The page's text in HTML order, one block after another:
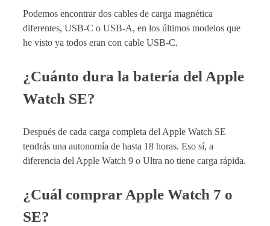
Podemos encontrar dos cables de carga magnética
diferentes, USB-C o USB-A, en los últimos modelos que
he visto ya todos eran con cable USB-C.
¿Cuánto dura la batería del Apple
Watch SE?
Después de cada carga completa del Apple Watch SE
tendrás una autonomía de hasta 18 horas. Eso sí, a
diferencia del Apple Watch 9 o Ultra no tiene carga rápida.
¿Cuál comprar Apple Watch 7 o
SE?